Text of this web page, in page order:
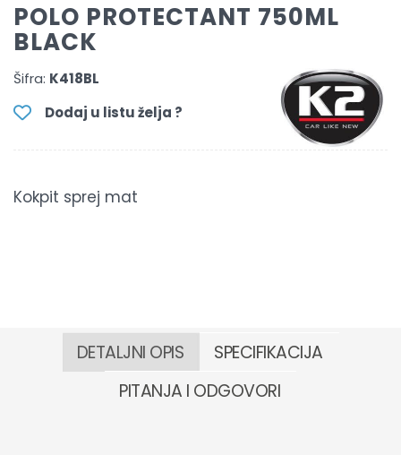
POLO PROTECTANT 750ML
BLACK
Šifra: K418BL
Dodaj u listu želja ?
Kokpit sprej mat
DETALJNI OPIS
SPECIFIKACIJA
PITANJA I ODGOVORI